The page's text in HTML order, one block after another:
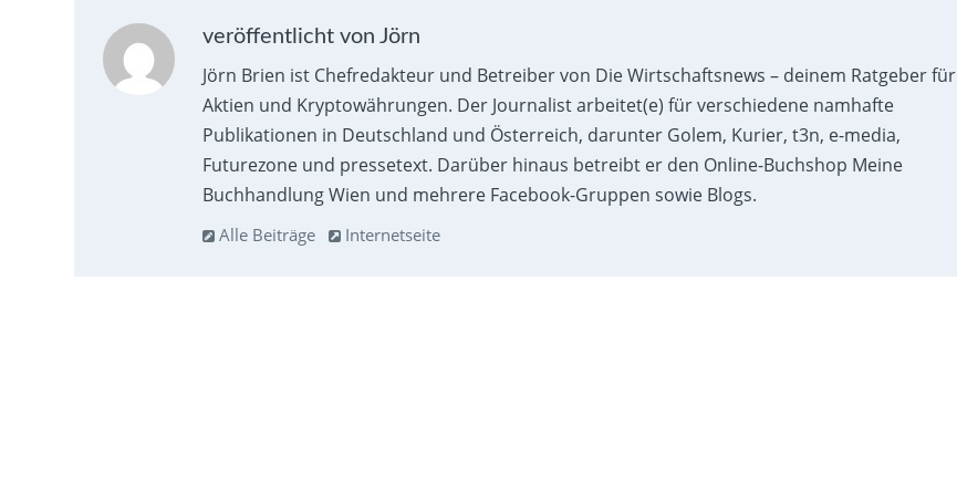
veröffentlicht von Jörn
Jörn Brien ist Chefredakteur und Betreiber von Die Wirtschaftsnews – deinem Ratgeber für
Aktien und Kryptowährungen. Der Journalist arbeitet(e) für verschiedene namhafte
Publikationen in Deutschland und Österreich, darunter Golem, Kurier, t3n, e-media,
Futurezone und pressetext. Darüber hinaus betreibt er den Online-Buchshop Meine
Buchhandlung Wien und mehrere Facebook-Gruppen sowie Blogs.
Alle Beiträge Internetseite